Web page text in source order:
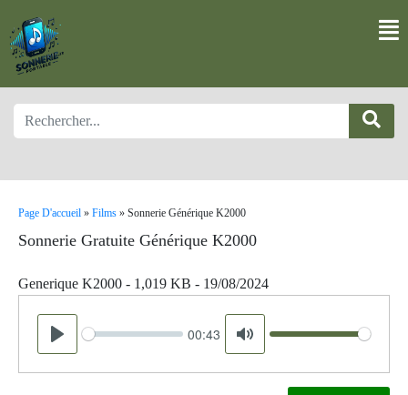
Page D'accueil » Films » Sonnerie Générique K2000
Sonnerie Gratuite Générique K2000
Generique K2000 - 1,019 KB - 19/08/2024
Play
Seek 00:43
Mute
Volume